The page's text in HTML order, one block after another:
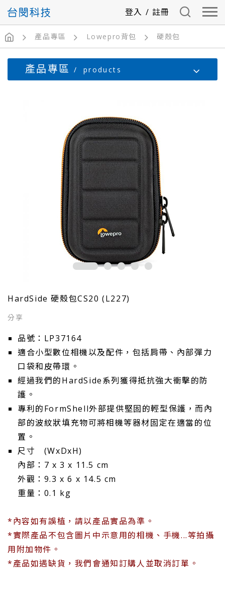
登入 / 註冊
產品專區 Lowepro背包 硬殼包
產品專區 products
HardSide 硬殼包CS20 (L227)
品號：LP37164
適合小型數位相機以及配件，包括肩帶、內部彈力
口袋和皮帶環。
經過我們的HardSide系列獲得抵抗強大衝擊的防
護。
專利的FormShell外部提供堅固的輕型保護，而內
部的波紋狀填充物可將相機等器材固定在適當的位
置。
尺寸 (WxDxH)
內部：7 x 3 x 11.5 cm
外觀：9.3 x 6 x 14.5 cm
重量：0.1 kg
*內容如有誤植，請以產品實品為準。
*實際產品不包含圖片中示意用的相機、手機...等拍攝
用附加物件。
*產品如遇缺貨，我們會通知訂購人並取消訂單。